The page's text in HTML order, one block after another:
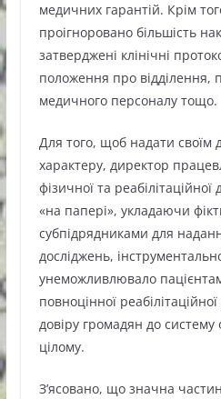
медичних гарантій. Крім
проігноровано більшість
затверджені клінічні
положення про відділення,
медичного персоналу тощо.
Для того, щоб надати своїм
характеру, директор
фізичної та
«на папері», укладаючи
субпідрядниками для
досліджень,
унеможливлювало
повноцінної
довіру громадян до систему
цілому.
Зʼясовано, що значна